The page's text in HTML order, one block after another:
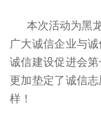
本次活动为黑
广大诚信企业与
诚信建设促进会
更加垫定了诚信
样！